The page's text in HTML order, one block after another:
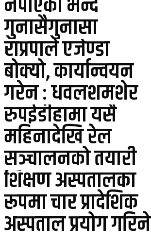
गुनासैगुनासा
राप्रपाले एजेण्डा
बोक्यो, कार्यान्वयन
गरेन : धवलशमशेर
रुपईडीहामा यसै
महिनादेखि रेल
सञ्चालनको तयारी
शिक्षण अस्पतालका
रूपमा चार प्रादेशिक
अस्पताल प्रयोग गरिने